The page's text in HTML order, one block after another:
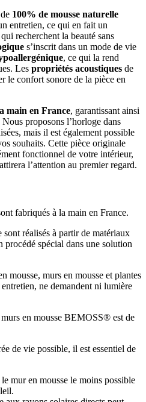
100% de mousse naturelle
entretien, ce qui en fait un
recherchent la beauté sans
s’inscrit dans un mode de vie
, ce qui la rend
Les propriétés acoustiques de
le confort sonore de la pièce en
main en France, garantissant ainsi
proposons l’horloge dans
mais il est également possible
souhaits. Cette pièce originale
fonctionnel de votre intérieur,
l’attention au premier regard.
fabriqués à la main en France.
réalisés à partir de matériaux
procédé spécial dans une solution
mousse, murs en mousse et plantes
ne demandent ni lumière
en mousse BEMOSS® est de
de vie possible, il est essentiel de
mur en mousse le moins possible